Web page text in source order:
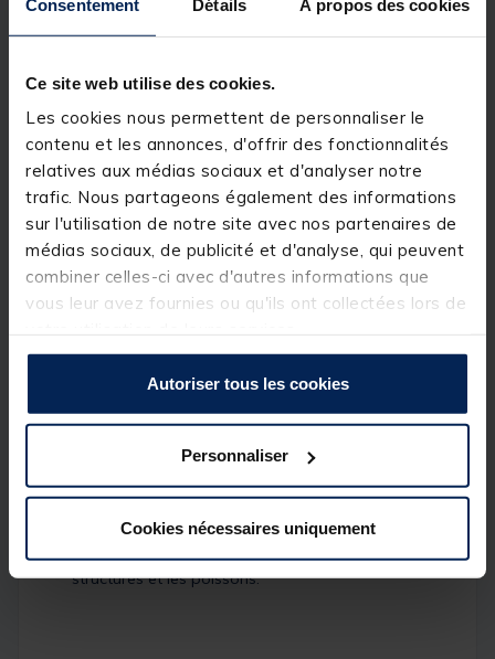
Consentement Détails À propos des cookies
Ce site web utilise des cookies.
Les cookies nous permettent de personnaliser le
contenu et les annonces, d'offrir des fonctionnalités
relatives aux médias sociaux et d'analyser notre
trafic. Nous partageons également des informations
sur l'utilisation de notre site avec nos partenaires de
médias sociaux, de publicité et d'analyse, qui peuvent
combiner celles-ci avec d'autres informations que
vous leur avez fournies ou qu'ils ont collectées lors de
Autoriser tous les cookies
Personnaliser
Cookies nécessaires uniquement
Excellente séparation des cibles
Avec une séparation ultra-précise des cibles de
1 cm, CHIRP+ 3 vous permet de distinguer les
plus petits poissons des structures ou des
nuages d'appâts. Parfait pour repérer les cibles
et maximiser l'efficacité de vos prises.
Technologie CHIRP à 3 faisceaux
CHIRP+ 3 propose trois fréquences de faisceau,
pêche. Utilisez un faisceau large (47°) pour un
balayage rapide de la zone, un faisceau moyen
(20°) pour des détails équilibrés, ou un faisceau
étroit (7°) pour une précision accrue sur les
structures et les poissons.